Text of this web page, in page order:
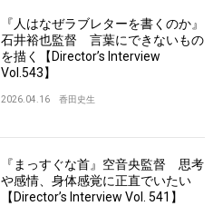
『人はなぜラブレターを書くのか』
石井裕也監督 言葉にできないもの
を描く【Director’s Interview
Vol.543】
2026.04.16 香田史生
『まっすぐな首』空音央監督 思考
や感情、身体感覚に正直でいたい
【Director’s Interview Vol. 541】